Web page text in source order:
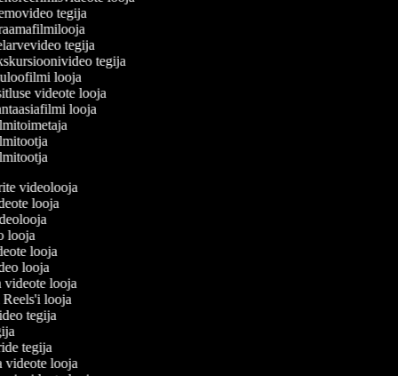
tegija
tegija
tegija
looja
videote looja
looja
videolooja
looja
looja
looja
looja
videote looja
Reels'i looja
tegija
tegija
videote looja